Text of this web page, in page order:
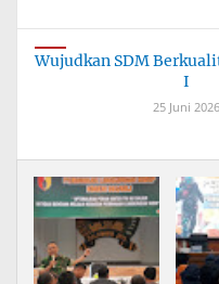
Wujudkan SDM
I
25 Juni 2026